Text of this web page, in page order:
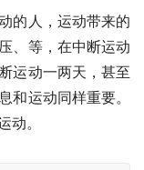
人，运动带来的
、等，在中断运动
运动一两天，甚至
和运动同样重要。
动。